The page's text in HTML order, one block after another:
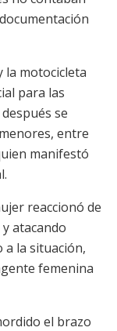
la motocicleta
para las
se
entre
manifestó
reaccionó de
atacando
a la situación,
femenina
el brazo